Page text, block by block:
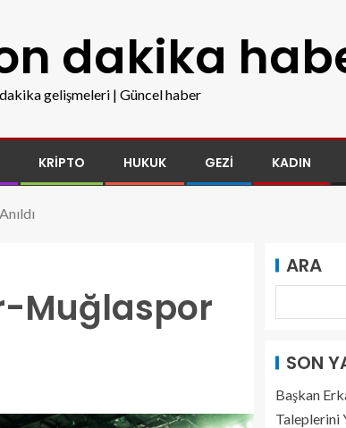
dakika
gelişmeleri | Güncel haber
KRIPTO HUKUK GEZI KADIN
Muğlaspor
ARA
SON
Başkan
Taleplerini